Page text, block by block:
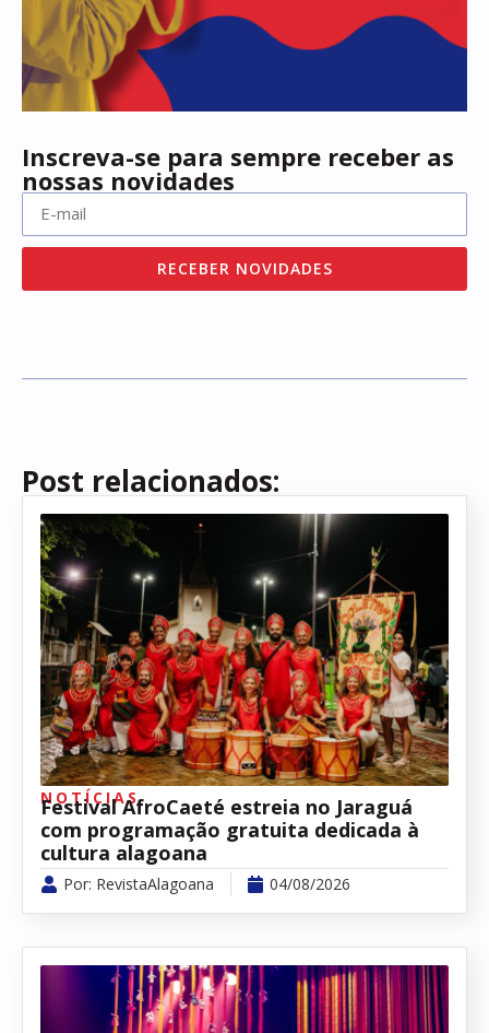
Inscreva-se para sempre receber as
nossas novidades
RECEBER NOVIDADES
Post relacionados:
NOTÍCIAS
Festival AfroCaeté estreia no Jaraguá
com programação gratuita dedicada à
cultura alagoana
Por: RevistaAlagoana 04/08/2026